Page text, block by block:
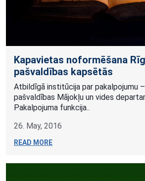
Kapavietas noformēšana
pašvaldības kapsētās
Atbildīgā institūcija par pakalpojumu
pašvaldības Mājokļu un vides
Pakalpojuma funkcija..
26. May, 2016
READ MORE